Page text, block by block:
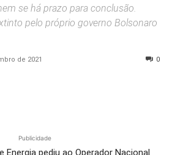
se há prazo para conclusão.
pelo próprio governo Bolsonaro
de 2021 0
Publicidade
Energia pediu ao Operador Nacional